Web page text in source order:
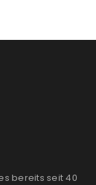
bereits seit 40